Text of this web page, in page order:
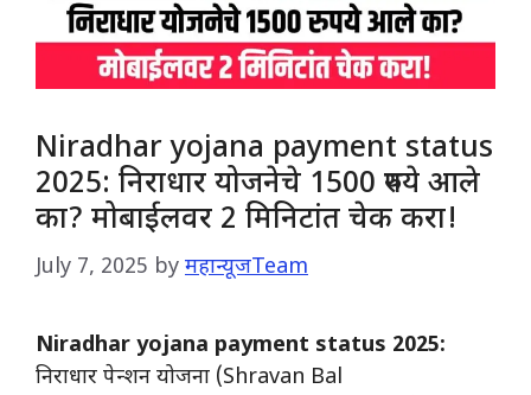
Niradhar yojana payment status
2025: निराधार योजनेचे 1500 रुपये आले
का? मोबाईलवर 2 मिनिटांत चेक करा!
July 7, 2025 by महान्यूजTeam
Niradhar yojana payment status 2025:
निराधार पेन्शन योजना (Shravan Bal